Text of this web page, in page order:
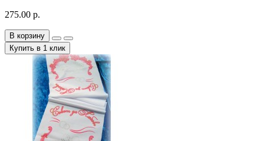
275.00 р.
В корзину
Купить в 1 клик